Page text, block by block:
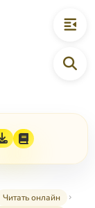
Читать онлайн